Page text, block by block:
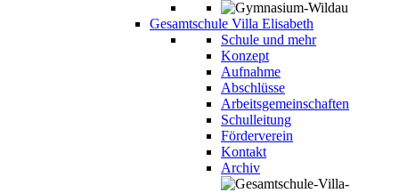
Gesamtschule Villa Elisabeth
Schule und mehr
Konzept
Aufnahme
Abschlüsse
Arbeitsgemeinschaften
Schulleitung
Förderverein
Kontakt
Archiv